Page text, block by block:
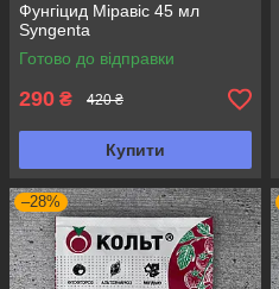
Фунгіцид Міравіс 45 мл
Syngenta
Готово до відправки
290 ₴ 420 ₴
Купити
–28%